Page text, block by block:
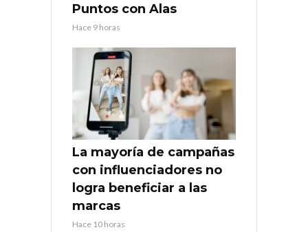
Puntos con Alas
Hace 9 horas
La mayoría de campañas
con influenciadores no
logra beneficiar a las
marcas
Hace 10 horas